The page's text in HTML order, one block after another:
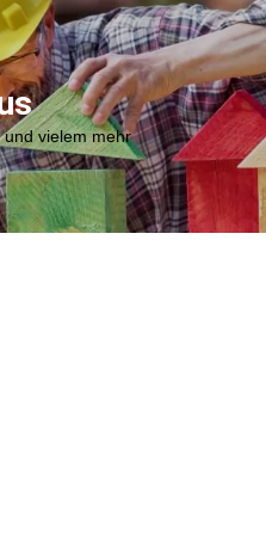
vielem mehr